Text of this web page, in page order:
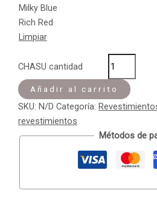
Milky Blue
Rich Red
Limpiar
CHASU cantidad
Añadir al carrito
SKU: N/D Categoría:
revestimientos
Métodos de